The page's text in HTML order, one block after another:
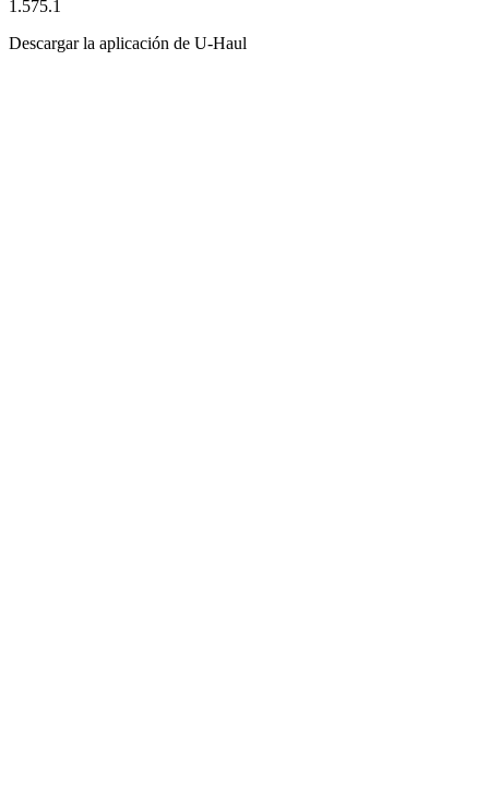
1.575.1
Descargar la aplicación de U-Haul